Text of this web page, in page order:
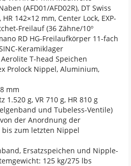
(AFD01/AFD02R), DT Swiss
142×12 mm, Center Lock, EXP-
Freilauf (36 Zähne/10º
RD HG-Freilaufkörper 11-fach
Keramiklager
T-head Speichen
Prolock Nippel, Aluminium,
mm
1.520 g, VR 710 g, HR 810 g
und Tubeless-Ventile)
der Anordnung der
zum letzten Nippel
Ersatzspeichen und Nipple-
125 kg/275 lbs